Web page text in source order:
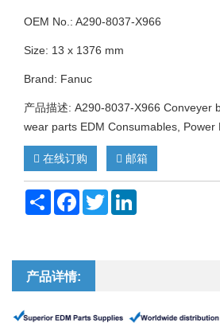
OEM No.: A290-8037-X966
Size: 13 x 1376 mm
Brand: Fanuc
产品描述: A290-8037-X966 Conveyer
wear parts EDM Consumables, Power
在线订购 邮箱
Share FacebookTwitter
产品详情: